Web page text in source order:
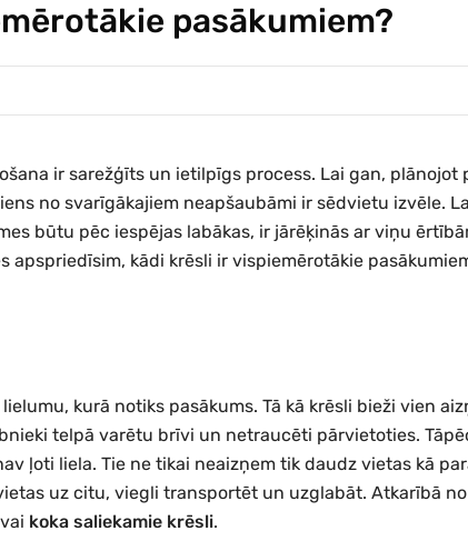
pasākumiem?
ir sarežģīts un ietilpīgs process. Lai gan, plānojot
no svarīgākajiem neapšaubāmi ir sēdvietu izvēle.
būtu pēc iespējas labākas, ir jārēķinās ar viņu
apspriedīsim, kādi krēsli ir vispiemērotākie
kurā notiks pasākums. Tā kā krēsli bieži vien
telpā varētu brīvi un netraucēti pārvietoties.
ļoti liela. Tie ne tikai neaizņem tik daudz vietas kā
uz citu, viegli transportēt un uzglabāt. Atkarībā
koka saliekamie krēsli.